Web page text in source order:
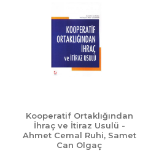
Kooperatif Ortaklığından
İhraç ve İtiraz Usulü -
Ahmet Cemal Ruhi, Samet
Can Olgaç